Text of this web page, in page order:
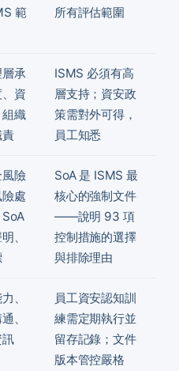
範
所有評估範圍
承
資
織
責
ISMS 必須有高
層支持；資安政
策需對外可得，
員工知悉
險
處
、
SoA 是 ISMS 最
核心的強制文件
——說明 93 項
控制措施的選擇
與排除理由
、
、
訊
員工資安認知訓
練需定期執行並
留存記錄；文件
版本管控嚴格